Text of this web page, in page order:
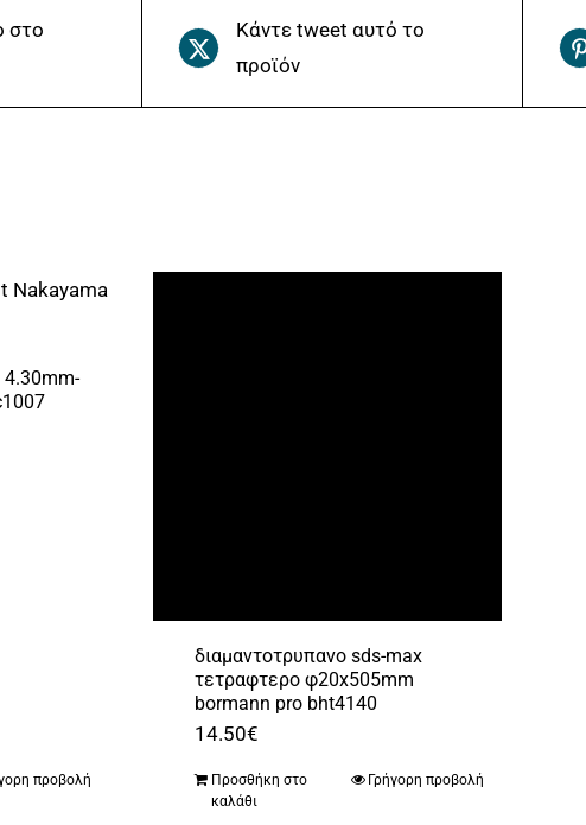
στο
Κάντε tweet αυτό το
προϊόν
4.30mm-
προβολή
διαμαντοτρυπανο sds-max
τετραφτερο φ20x505mm
bormann pro bht4140
14.50€
Προσθήκη στο
καλάθι
Γρήγορη προβολή